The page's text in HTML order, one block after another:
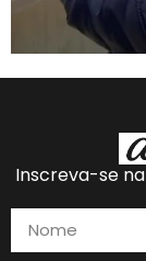
Inscreva-se